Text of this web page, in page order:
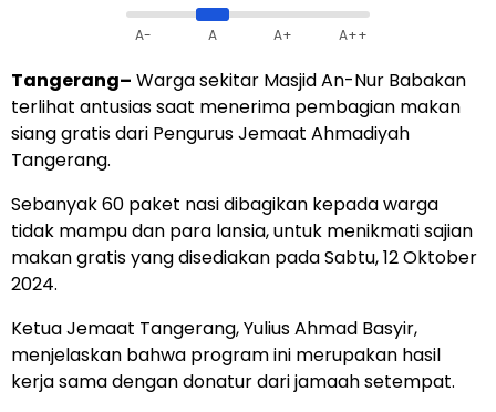
A- A A+ A++
Tangerang– Warga sekitar Masjid An-Nur Babakan
terlihat antusias saat menerima pembagian makan
siang gratis dari Pengurus Jemaat Ahmadiyah
Tangerang.
Sebanyak 60 paket nasi dibagikan kepada warga
tidak mampu dan para lansia, untuk menikmati sajian
makan gratis yang disediakan pada Sabtu, 12 Oktober
2024.
Ketua Jemaat Tangerang, Yulius Ahmad Basyir,
menjelaskan bahwa program ini merupakan hasil
kerja sama dengan donatur dari jamaah setempat.